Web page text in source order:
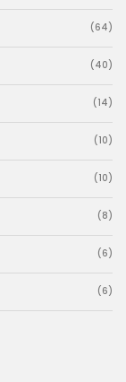
(64)
(40)
(14)
(10)
(10)
(8)
(6)
(6)